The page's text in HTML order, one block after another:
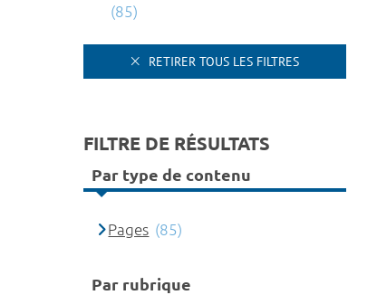
(85)
RETIRER TOUS LES FILTRES
FILTRE DE RÉSULTATS
Par type de contenu
Pages (85)
Par rubrique